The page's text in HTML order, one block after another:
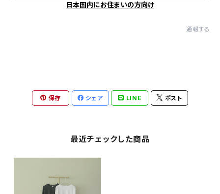
日本国内にお住まいの方向け
通報する
保存 シェア LINE ポスト
最近チェックした商品